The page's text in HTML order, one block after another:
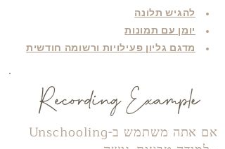
להגיש תלונה
יומן עם תמונות
מדגם גליון פעילויות ורשומה חודשית
אם אתה משתמש ב-Unschooling